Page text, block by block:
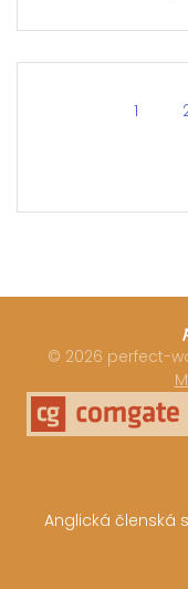
Page
1
© 2026 perfect-
Anglická členská